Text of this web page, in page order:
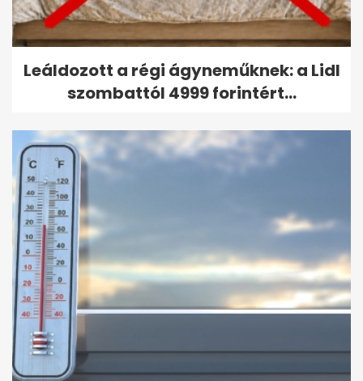
Leáldozott a régi ágyneműknek: a Lidl
szombattól 4999 forintért...